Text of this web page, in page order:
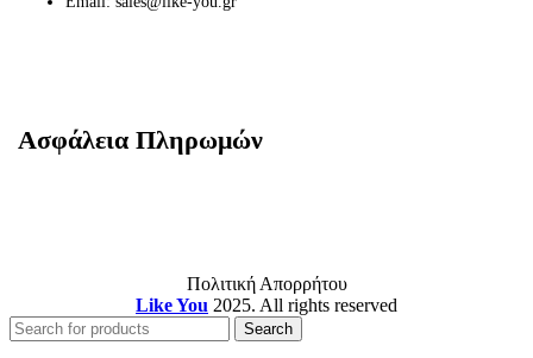
Ασφάλεια Πληρωμών
Πολιτική Απορρήτου
Like You 2025. All rights reserved
Search